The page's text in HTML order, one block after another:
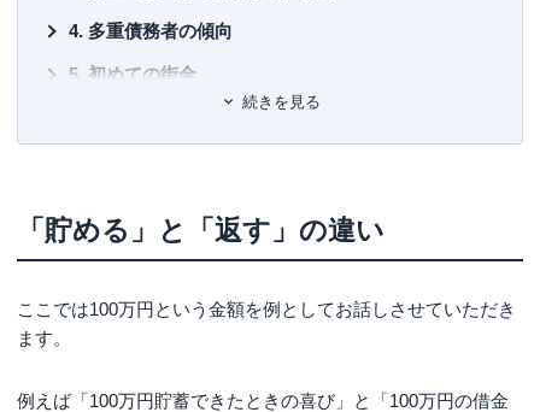
多重債務者の傾向
初めての街金
欲望が目的の借金は繰り返される
続きを見る
「貯める」と「返す」の違い
ここでは100万円という金額を例としてお話しさせていただき
ます。
例えば「100万円貯蓄できたときの喜び」と「100万円の借金